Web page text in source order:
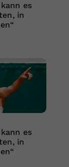
es
in
es
in